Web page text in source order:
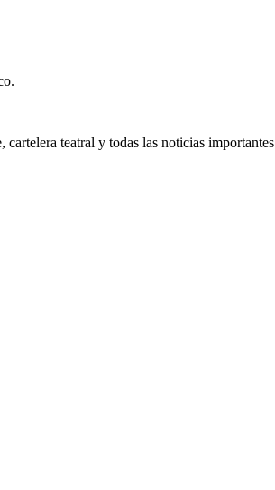
teatral y todas las noticias importantes